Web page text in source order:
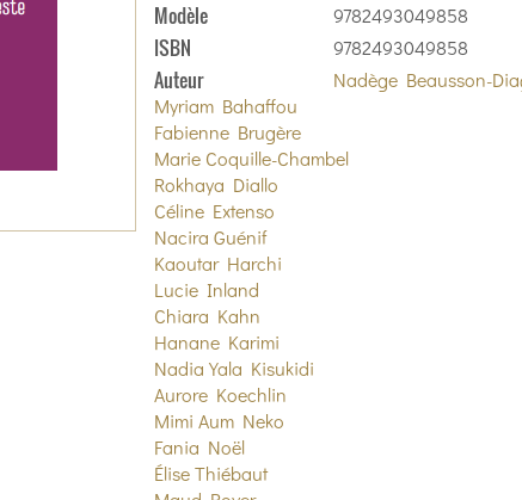
Modèle 9782493049858
ISBN 9782493049858
Auteur
Nadège Beausson-
Myriam Bahaffou
Fabienne Brugère
Marie Coquille-Chambel
Rokhaya Diallo
Céline Extenso
Nacira Guénif
Kaoutar Harchi
Lucie Inland
Chiara Kahn
Hanane Karimi
Nadia Yala Kisukidi
Aurore Koechlin
Mimi Aum Neko
Fania Noël
Élise Thiébaut